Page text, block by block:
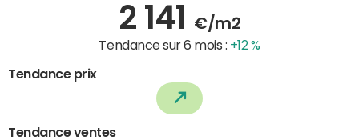
2 141 €/m2
Tendance sur 6 mois : +12 %
Tendance prix
Tendance ventes